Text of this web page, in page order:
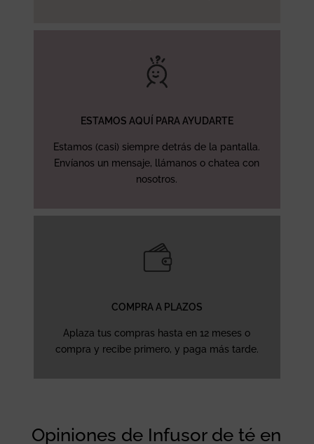
ESTAMOS AQUÍ PARA AYUDARTE
Estamos (casi) siempre detrás de la pantalla.
Envíanos un mensaje, llámanos o chatea con
nosotros.
COMPRA A PLAZOS
Aplaza tus compras hasta en 12 meses o
compra y recibe primero, y paga más tarde.
Opiniones de Infusor de té en